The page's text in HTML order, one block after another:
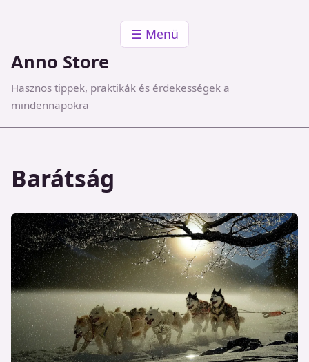
☰ Menü
Anno Store
Hasznos tippek, praktikák és érdekességek a
mindennapokra
Barátság